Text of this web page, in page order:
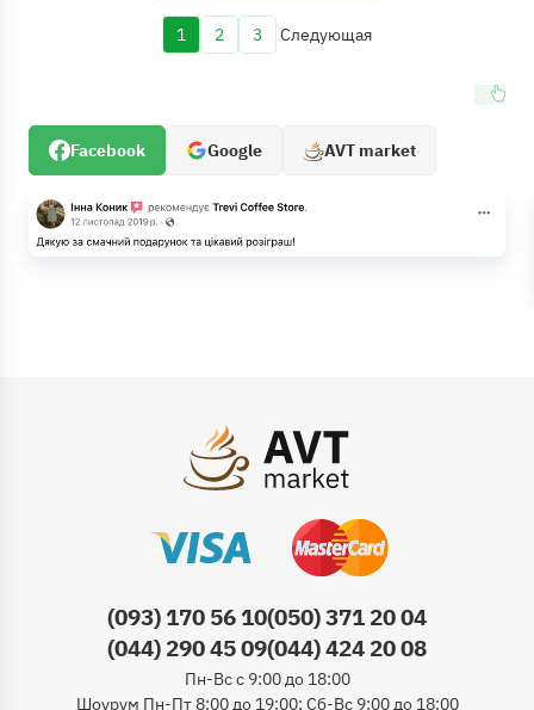
Текущая
1
Страница
2
Страница
3
Следующая
Следующая
Facebook Google AVT market
(093) 170 56 10(050) 371 20 04
(044) 290 45 09(044) 424 20 08
Пн-Вс с 9:00 до 18:00
Шоурум Пн-Пт 8:00 до 19:00; Сб-Вс 9:00 до 18:00